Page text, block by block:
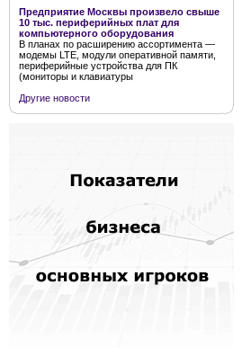
Предприятие Москвы произвело свыше
10 тыс. периферийных плат для
компьютерного оборудования
В планах по расширению ассортимента —
модемы LTE, модули оперативной памяти,
периферийные устройства для ПК
(мониторы и клавиатуры
Другие новости